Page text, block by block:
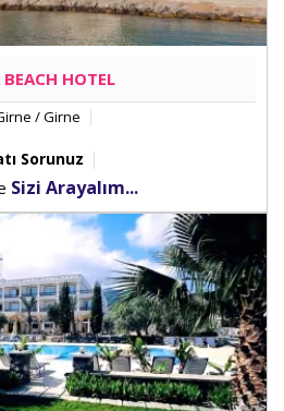
HOTEL
/ Girne
Sorunuz
Sizi Arayalım...